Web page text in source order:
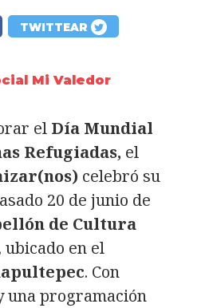
TWITTEAR
Mi Valedor
el Día Mundial
Refugiadas, el
celebró su
20 de junio de
de Cultura
ubicado en el
. Con
una programación